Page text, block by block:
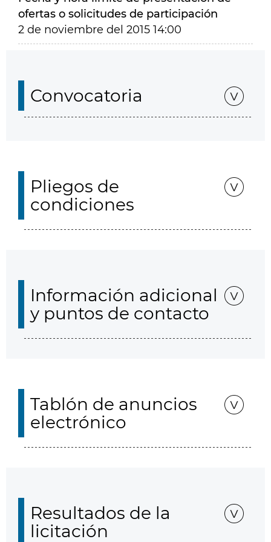
ofertas o solicitudes de participación
2 de noviembre del 2015 14:00
Convocatoria
Pliegos de
condiciones
Información adicional
y puntos de contacto
Tablón de anuncios
electrónico
Resultados de la
licitación